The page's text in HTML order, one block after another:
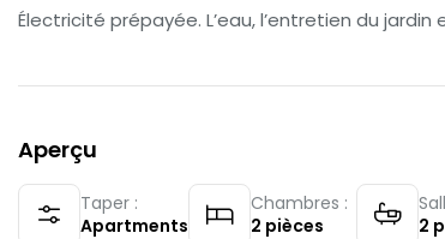
Électricité prépayée. L’eau, l’entretien du
Aperçu
Taper :
Apartments
Chambres :
2 pièces
2